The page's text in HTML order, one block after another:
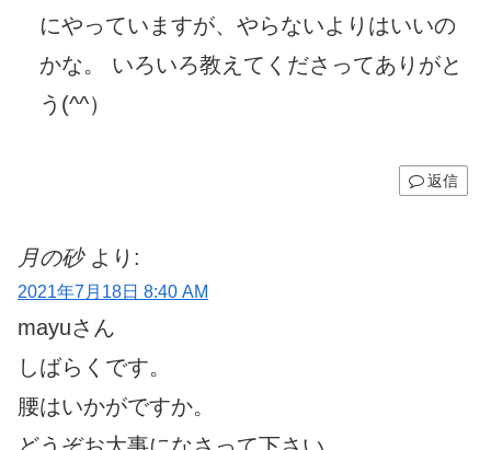
にやっていますが、やらないよりはいいの
かな。 いろいろ教えてくださってありがと
う(^^）
返信
月の砂 より:
2021年7月18日 8:40 AM
mayuさん
しばらくです。
腰はいかがですか。